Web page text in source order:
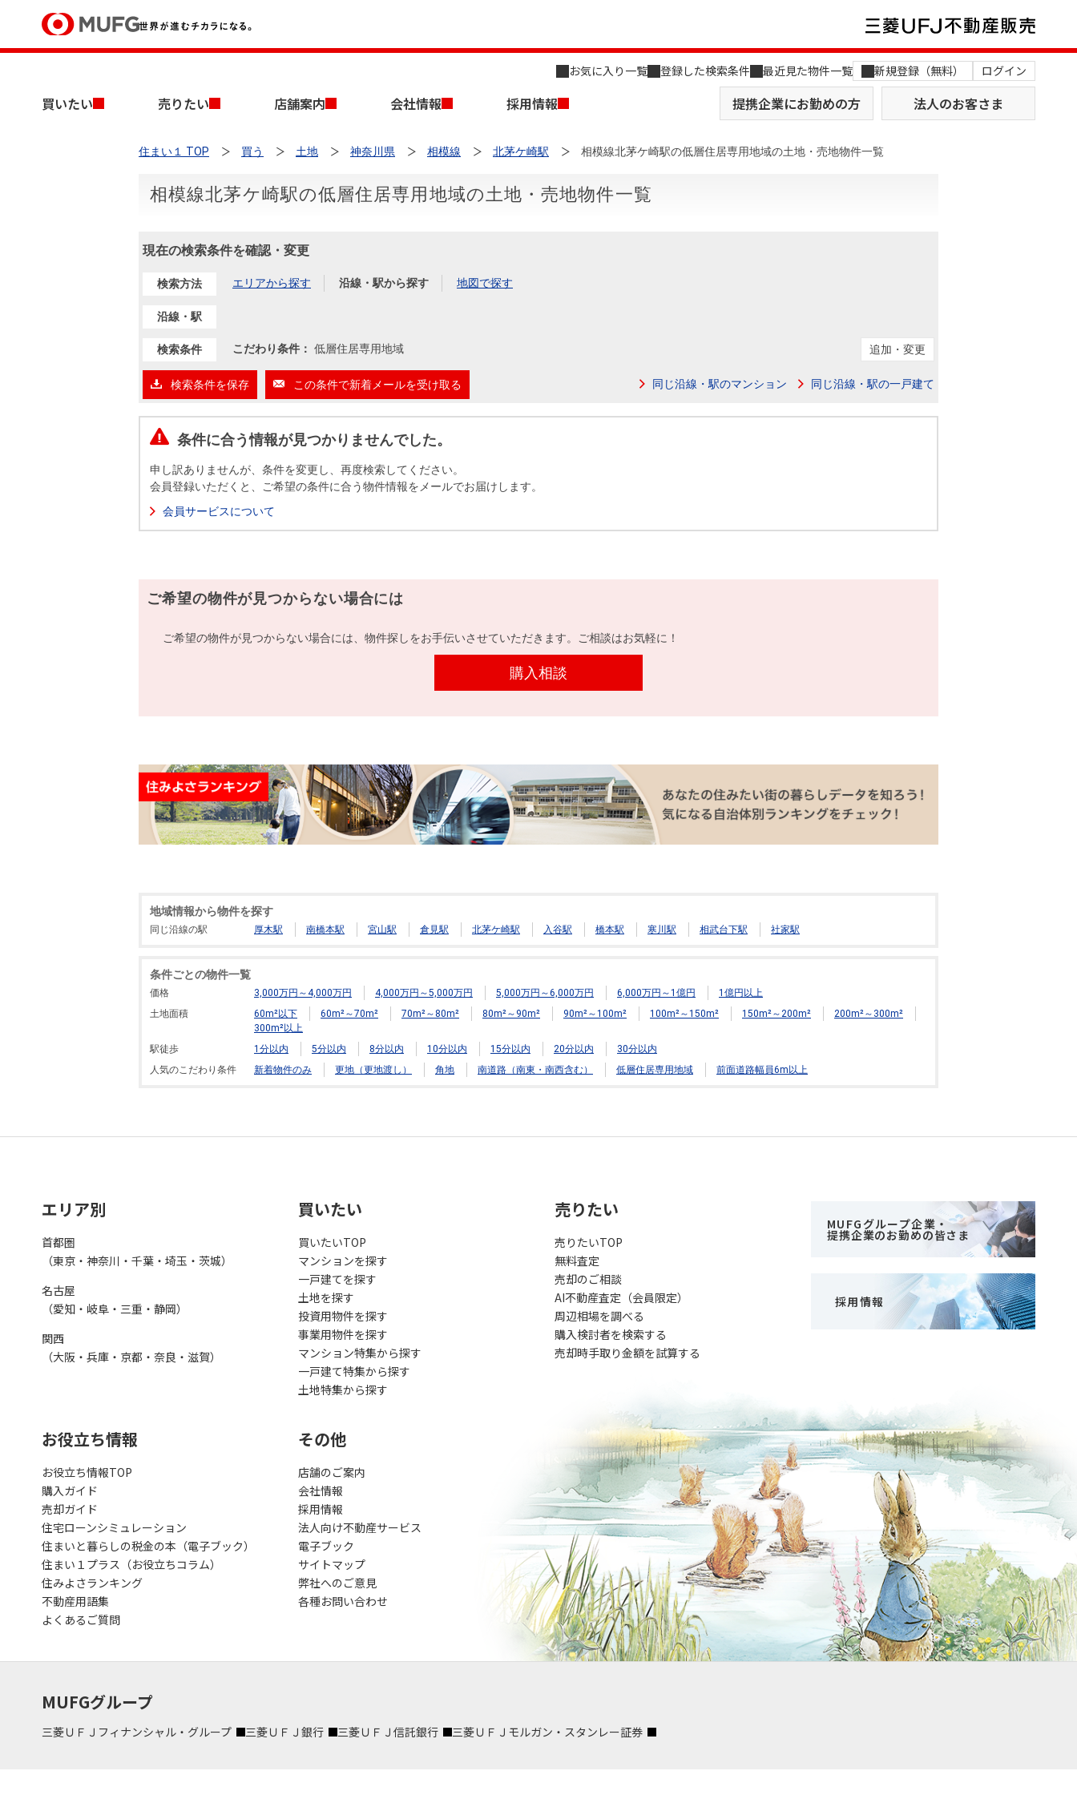
お気に入り一覧 登録した検索条件 最近見た物件一覧 新規登録（無料） ログイン
買いたい 売りたい 店舗案内 会社情報 採用情報 提携企業にお勤めの方 法人のお客さま
買いたいTOP
中古マンションを探す 新築・中古一戸建てを探す
投資用物件を探す おすすめ物件から探す
購入向けサービス
住まいと暮らしの税金の本（電子ブック） 購入ガイド
売りたいTOP
無料査定 売却相談
売却時手取り金額試算
売却向けサービス
住まいと暮らしの税金の本（電子ブック） 売却ガイド
店舗案内TOP
会社情報TOP
採用情報TOP
売りたい
住まい１ TOP 買う 土地 神奈川県 相模線 北茅ケ崎駅 相模線北茅ケ崎駅の低層住居専用地域の土地・売地物件一覧
相模線北茅ケ崎駅の低層住居専用地域の土地・売地物件一覧
現在の検索条件を確認・変更
検索方法 エリアから探す 沿線・駅から探す 地図で探す
沿線・駅
検索条件 こだわり条件： 低層住居専用地域 追加・変更
検索条件を保存 この条件で新着メールを受け取る 同じ沿線・駅のマンション 同じ沿線・駅の一戸建て
条件に合う情報が見つかりませんでした。
申し訳ありませんが、条件を変更し、再度検索してください。
会員登録いただくと、ご希望の条件に合う物件情報をメールでお届けします。
会員サービスについて
ご希望の物件が見つからない場合には
ご希望の物件が見つからない場合には、物件探しをお手伝いさせていただきます。ご相談はお気軽に！
購入相談
地域情報から物件を探す
同じ沿線の駅 厚木駅 南橋本駅 宮山駅 倉見駅 北茅ケ崎駅 入谷駅 橋本駅 寒川駅 相武台下駅 社家駅
条件ごとの物件一覧
価格 3,000万円～4,000万円 4,000万円～5,000万円 5,000万円～6,000万円 6,000万円～1億円
1億円以上
土地面積
60m²以下 60m²～70m² 70m²～80m² 80m²～90m² 90m²～100m² 100m²～150m² 150m²～200m²
200m²～300m²
300m²以上
駅徒歩
1分以内 5分以内 8分以内 10分以内 15分以内 20分以内
30分以内
人気のこだわり条件
新着物件のみ 更地（更地渡し） 角地 南道路（南東・南西含む） 低層住居専用地域 前面道路幅員6m以上
エリア別
首都圏
（東京・神奈川・千葉・埼玉・茨城）
名古屋
（愛知・岐阜・三重・静岡）
関西
（大阪・兵庫・京都・奈良・滋賀）
買いたい
買いたいTOP
マンションを探す
一戸建てを探す
土地を探す
投資用物件を探す
事業用物件を探す
マンション特集から探す
一戸建て特集から探す
土地特集から探す
売りたい
売りたいTOP
無料査定
売却のご相談
AI不動産査定（会員限定）
周辺相場を調べる
購入検討者を検索する
売却時手取り金額を試算する
MUFGグループ企業・
提携企業のお勤めの皆さま
採用情報
お役立ち情報
お役立ち情報TOP
購入ガイド
売却ガイド
住宅ローンシミュレーション
住まいと暮らしの税金の本（電子ブック）
住まい１プラス（お役立ちコラム）
住みよさランキング
不動産用語集
よくあるご質問
その他
店舗のご案内
会社情報
採用情報
法人向け不動産サービス
電子ブック
サイトマップ
弊社へのご意見
各種お問い合わせ
MUFGグループ
三菱ＵＦＪフィナンシャル・グループ 三菱ＵＦＪ銀行 三菱ＵＦＪ信託銀行 三菱ＵＦＪモルガン・スタンレー証券